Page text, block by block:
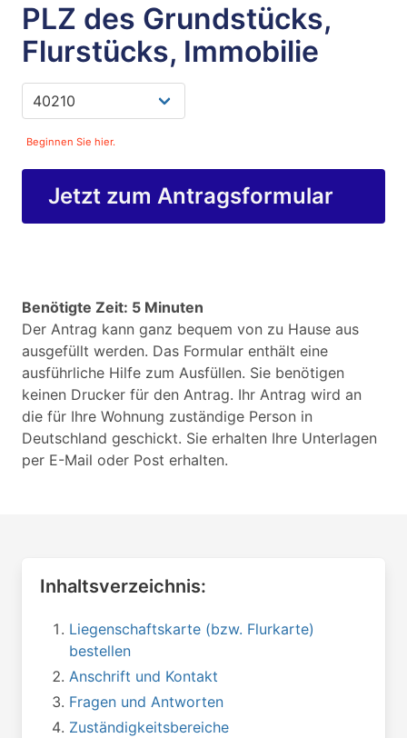
PLZ des Grundstücks,
Flurstücks, Immobilie
Beginnen Sie hier.
Jetzt zum Antragsformular
Benötigte Zeit: 5 Minuten
Der Antrag kann ganz bequem von zu Hause aus
ausgefüllt werden. Das Formular enthält eine
ausführliche Hilfe zum Ausfüllen. Sie benötigen
keinen Drucker für den Antrag. Ihr Antrag wird an
die für Ihre Wohnung zuständige Person in
Deutschland geschickt. Sie erhalten Ihre Unterlagen
per E-Mail oder Post erhalten.
Inhaltsverzeichnis:
Liegenschaftskarte (bzw. Flurkarte)
bestellen
Anschrift und Kontakt
Fragen und Antworten
Zuständigkeitsbereiche